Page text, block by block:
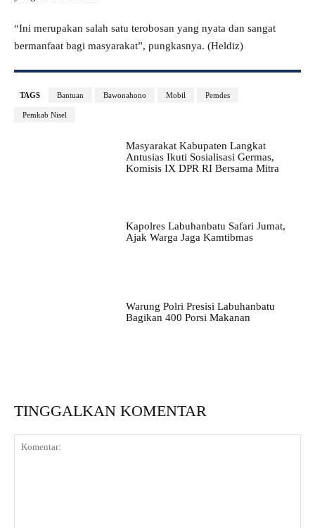
“Ini merupakan salah satu terobosan yang nyata dan sangat
bermanfaat bagi masyarakat”, pungkasnya. (Heldiz)
TAGS Bantuan Bawonahono Mobil Pemdes
Pemkab Nisel
Masyarakat Kabupaten Langkat
Antusias Ikuti Sosialisasi Germas,
Komisis IX DPR RI Bersama Mitra
Kapolres Labuhanbatu Safari Jumat,
Ajak Warga Jaga Kamtibmas
Warung Polri Presisi Labuhanbatu
Bagikan 400 Porsi Makanan
TINGGALKAN KOMENTAR